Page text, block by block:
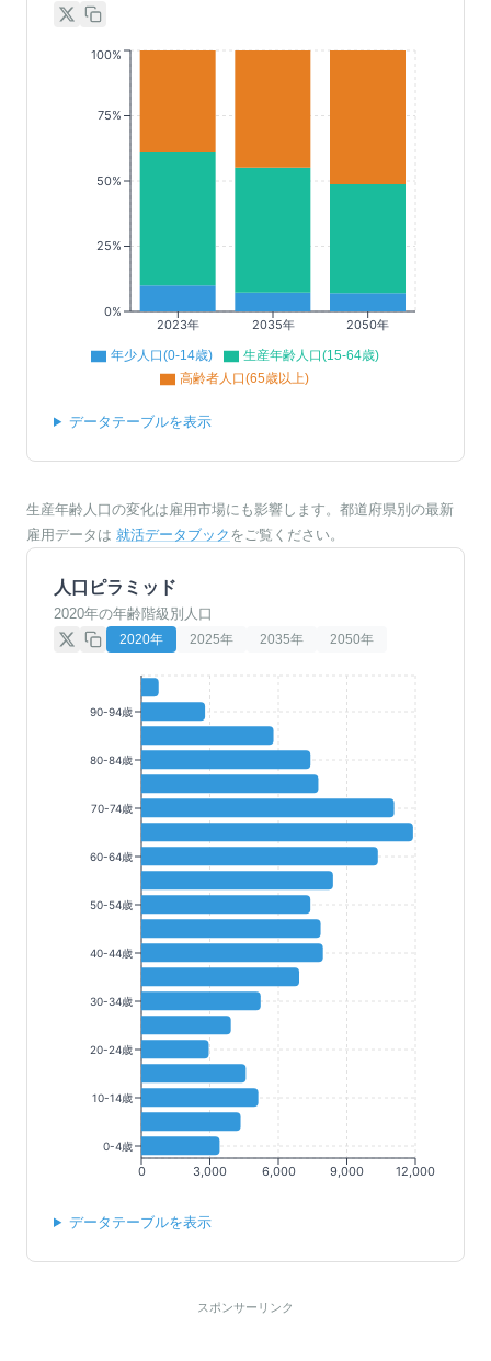
2023年 2035年 2050年
0%
25%
50%
75%
100%
年少人口(0-14歳)
生産年齢人口(15-64歳)
高齢者人口(65歳以上)
データテーブルを表示
生産年齢人口の変化は雇用市場にも影響します。都道府県別の最新
雇用データは 就活データブック をご覧ください。
人口ピラミッド
2020年の年齢階級別人口
2020年 2025年 2035年 2050年
0 3,000 6,000 9,000 12,000
90-94歳
80-84歳
70-74歳
60-64歳
50-54歳
40-44歳
30-34歳
20-24歳
10-14歳
0-4歳
データテーブルを表示
スポンサーリンク